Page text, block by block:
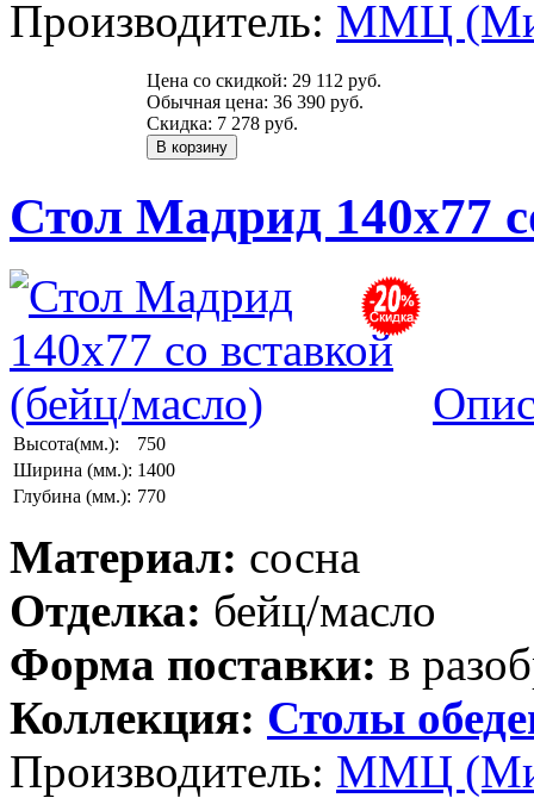
Производитель: ММЦ
Цена со скидкой: 29 112 руб.
Обычная цена: 36 390 руб.
Скидка: 7 278 руб.
Стол Мадрид 140х77
Высота(мм.):
750
Ширина (мм.): 1400
Глубина (мм.): 770
Материал: сосна
Отделка: бейц/масло
Форма поставки: в
Коллекция: Столы
Производитель: ММЦ